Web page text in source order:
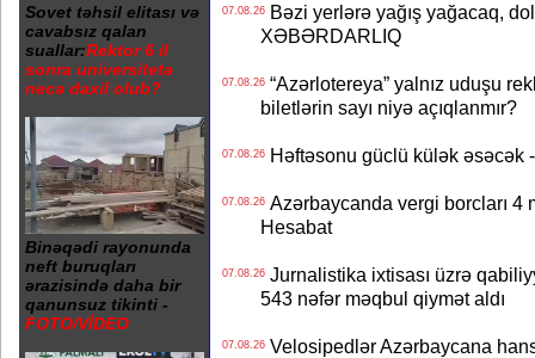
Sovet təhsil elitası və
cavabsız qalan
suallar:Rektor 6 il
sonra universitetə
necə daxil olub?
Binəqədi rayonunda
neft buruqları
ərazisində daha bir
qanunsuz tikinti -
FOTO/VİDEO
07.08.26Bəzi yerlərə yağış yağacaq,
XƏBƏRDARLIQ
07.08.26“Azərlotereya” yalnız uduşu
biletlərin sayı niyə açıqlanmır?
07.08.26Həftəsonu güclü külək əsəcək
07.08.26Azərbaycanda vergi borcları 4
Hesabat
07.08.26Jurnalistika ixtisası üzrə
543 nəfər məqbul qiymət aldı
07.08.26Velosipedlər Azərbaycana